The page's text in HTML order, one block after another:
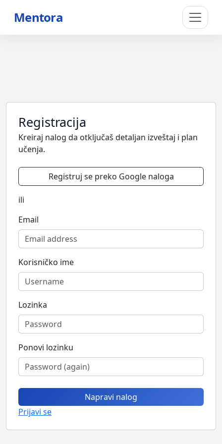
Mentora
Registracija
Kreiraj nalog da otključaš detaljan izveštaj i plan
učenja.
Registruj se preko Google naloga
ili
Email
Korisničko ime
Lozinka
Ponovi lozinku
Napravi nalog
Prijavi se